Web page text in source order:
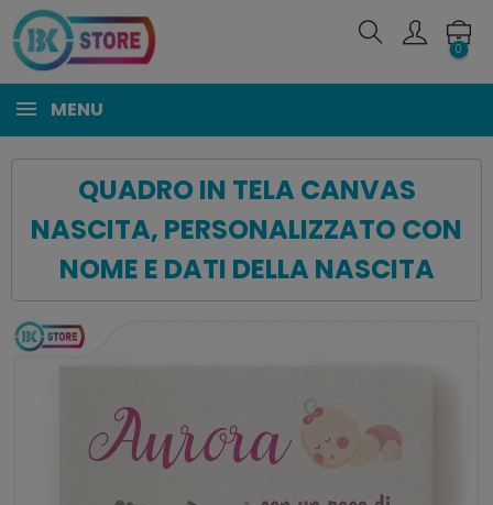
0
MENU
QUADRO IN TELA CANVAS
NASCITA, PERSONALIZZATO CON
NOME E DATI DELLA NASCITA